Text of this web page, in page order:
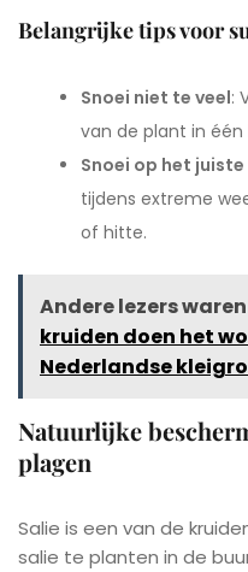
Belangrijke tips voor
Snoei niet te veel:
van de plant in
Snoei op het
tijdens extreme
of hitte.
Andere lezers
kruiden doen het
Nederlandse
Natuurlijke
plagen
Salie is een van de
salie te planten in de